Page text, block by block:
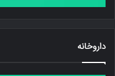
داروخانه